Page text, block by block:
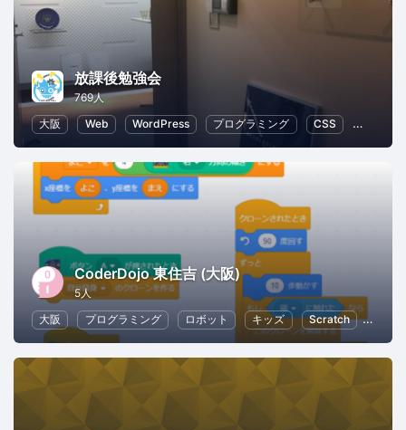
放課後勉強会
769人
大阪
Web WordPress プログラミング CSS Node.js
CoderDojo 東住吉 (大阪)
5人
大阪
プログラミング ロボット キッズ Scratch